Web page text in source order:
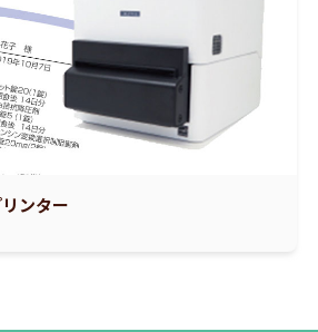
ンター